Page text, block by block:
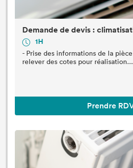
Demande de devis :
1H
- Prise des informations de la
relever des cotes pour réalisation...
Prendre